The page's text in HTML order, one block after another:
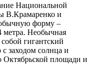
Национальной
В.Крамаренко и
форму –
метра. Необычная
гигантский
заходом солнца и
Октябрьской площади и